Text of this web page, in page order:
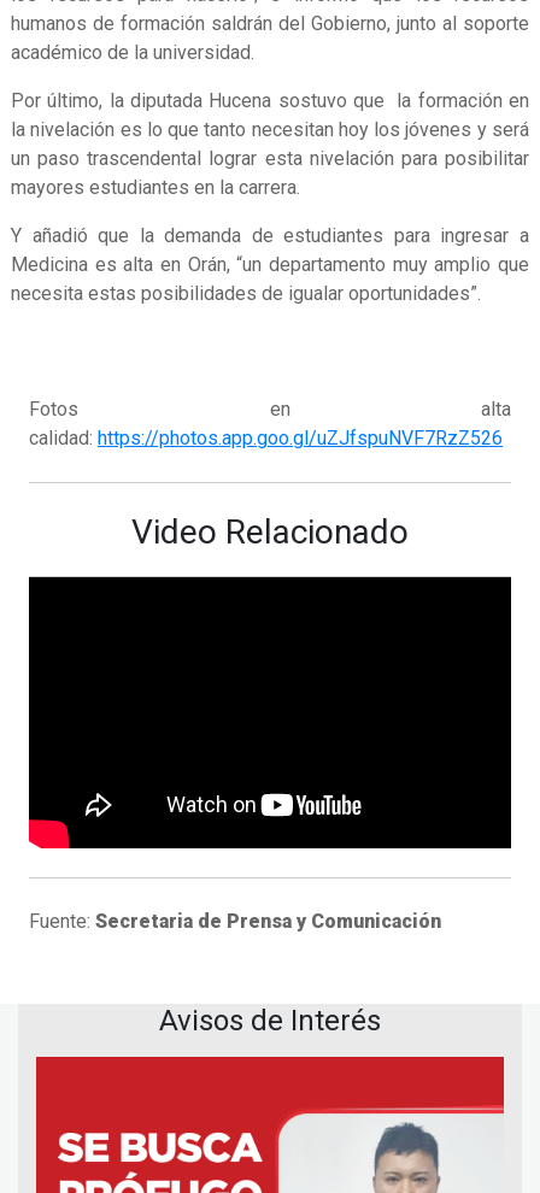
humanos de formación saldrán del Gobierno, junto al soporte
académico de la universidad.
Por último, la diputada Hucena sostuvo que la formación en
la nivelación es lo que tanto necesitan hoy los jóvenes y será
un paso trascendental lograr esta nivelación para posibilitar
mayores estudiantes en la carrera.
Y añadió que la demanda de estudiantes para ingresar a
Medicina es alta en Orán, “un departamento muy amplio que
necesita estas posibilidades de igualar oportunidades”.
Fotos en alta
calidad: https://photos.app.goo.gl/uZJfspuNVF7RzZ526
Video Relacionado
Fuente: Secretaria de Prensa y Comunicación
Avisos de Interés